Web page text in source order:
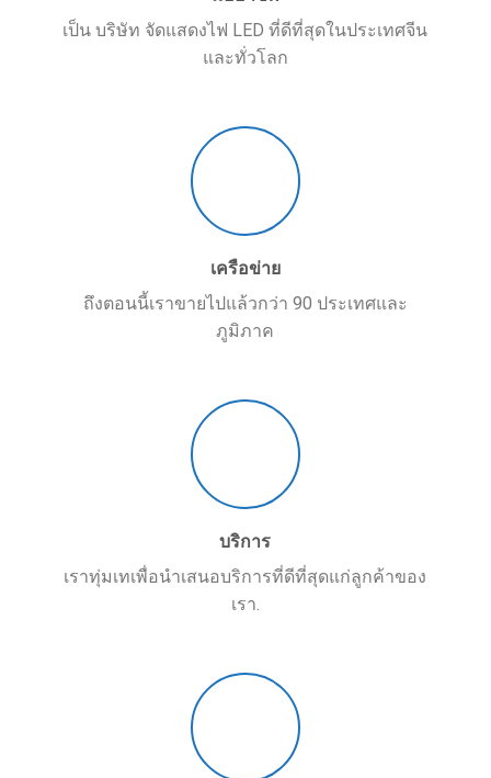
เป็น บริษัท จัดแสดงไฟ LED ที่ดีที่สุดในประเทศจีน
และทั่วโลก
เครือข่าย
ถึงตอนนี้เราขายไปแล้วกว่า 90 ประเทศและ
ภูมิภาค
บริการ
เราทุ่มเทเพื่อนำเสนอบริการที่ดีที่สุดแก่ลูกค้าของ
เรา.